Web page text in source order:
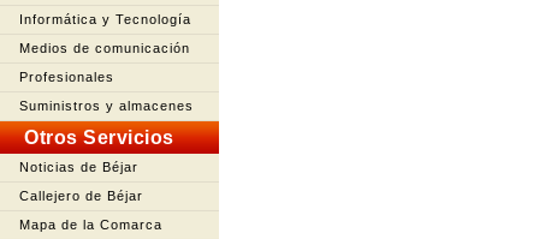
Informática y Tecnología
Medios de comunicación
Profesionales
Suministros y almacenes
Otros Servicios
Noticias de Béjar
Callejero de Béjar
Mapa de la Comarca